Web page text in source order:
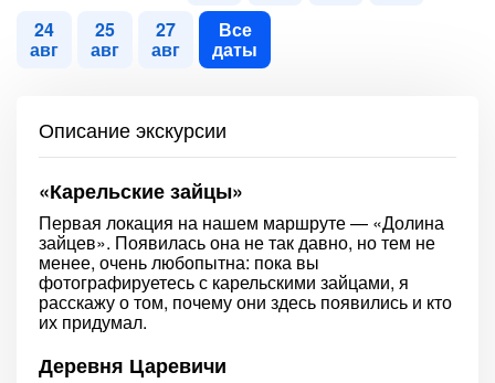
24
авг
25
авг
27
авг
Все
даты
Описание экскурсии
«Карельские зайцы»
Первая локация на нашем маршруте — «Долина
зайцев». Появилась она не так давно, но тем не
менее, очень любопытна: пока вы
фотографируетесь с карельскими зайцами, я
расскажу о том, почему они здесь появились и кто
их придумал.
Деревня Царевичи